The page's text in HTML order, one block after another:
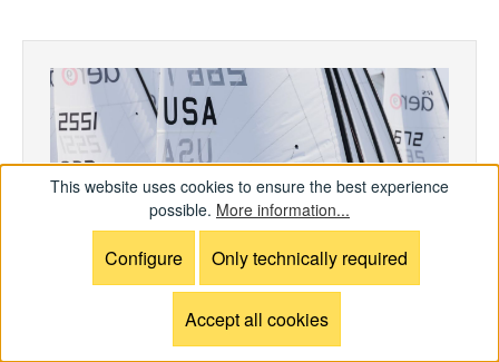
This website uses cookies to ensure the best experience
possible. More information...
Only technically required
Configure
Accept all cookies